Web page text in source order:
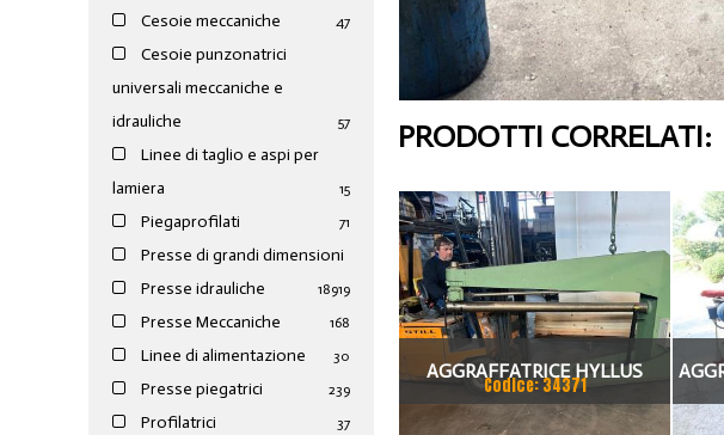
Cesoie meccaniche 47
Cesoie punzonatrici
universali meccaniche e
idrauliche
57
Linee di taglio e aspi per
lamiera
15
Piegaprofilati 71
Presse di grandi dimensioni
19
Presse idrauliche 189
Presse Meccaniche 168
Linee di alimentazione 30
Presse piegatrici 239
Profilatrici 37
PRODOTTI CORRELATI:
AGGRAFFATRICE HYLLUS
DIAMETRO 110MM 2020 X
Codice: 34371